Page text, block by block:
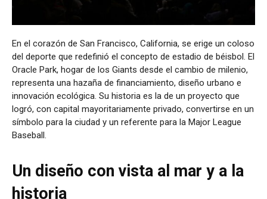
En el corazón de San Francisco, California, se erige un coloso
del deporte que redefinió el concepto de estadio de béisbol. El
Oracle Park, hogar de los Giants desde el cambio de milenio,
representa una hazaña de financiamiento, diseño urbano e
innovación ecológica. Su historia es la de un proyecto que
logró, con capital mayoritariamente privado, convertirse en un
símbolo para la ciudad y un referente para la Major League
Baseball.
Un diseño con vista al mar y a la
historia